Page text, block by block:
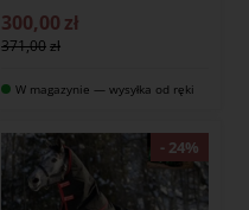
300,00 zł
371,00
W magazynie — wysyłka od ręki